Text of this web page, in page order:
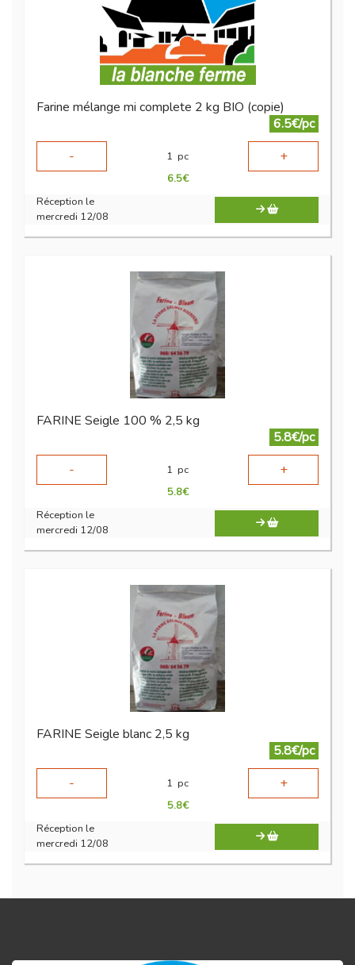
Farine mélange mi complete 2 kg BIO (copie)
6.5€/pc
-
1 pc +
6.5€
Réception le
mercredi 12/08
FARINE Seigle 100 % 2,5 kg
5.8€/pc
-
1 pc +
5.8€
Réception le
mercredi 12/08
FARINE Seigle blanc 2,5 kg
5.8€/pc
-
1 pc +
5.8€
Réception le
mercredi 12/08